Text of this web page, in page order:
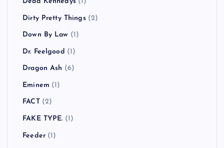
Dirty Pretty Things(2)
Down By Law (1)
Dr. Feelgood (1)
Dragon Ash (6)
Eminem (1)
FACT(2)
FAKE TYPE. (1)
Feeder(1)